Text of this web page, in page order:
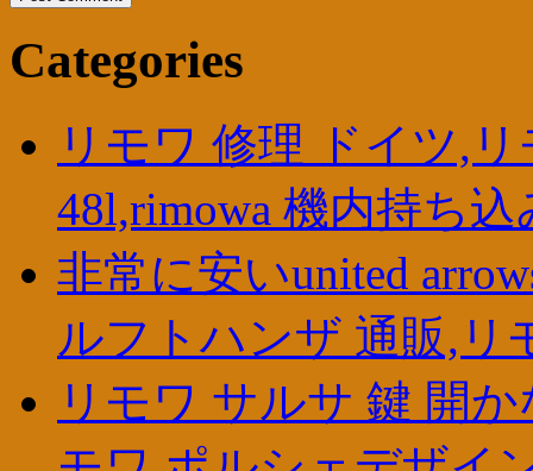
Categories
リモワ 修理 ドイツ,
48l,rimowa 機内持ち込
非常に安いunited
ルフトハンザ 通販,リ
リモワ サルサ 鍵 開